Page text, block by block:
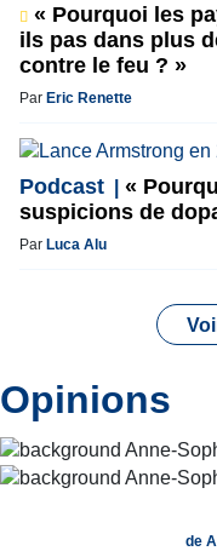
« Pourquoi les
ils pas dans plus
contre le feu ? »
Par Eric Renette
Podcast
«
suspicions de
Par Luca Alu
Opinions
de